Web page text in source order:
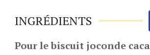
INGRÉDIENTS
Pour le biscuit joconde